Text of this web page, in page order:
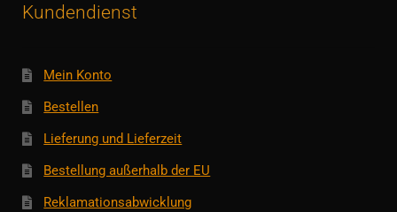
Kundendienst
Mein Konto
Bestellen
Lieferung und Lieferzeit
Bestellung außerhalb der EU
Reklamationsabwicklung